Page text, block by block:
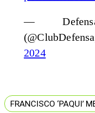
—
2024
FRANCISCO ‘PAQUI’